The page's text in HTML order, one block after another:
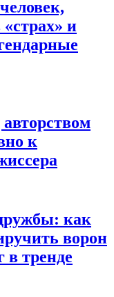
и
к
как
ворон
в тренде